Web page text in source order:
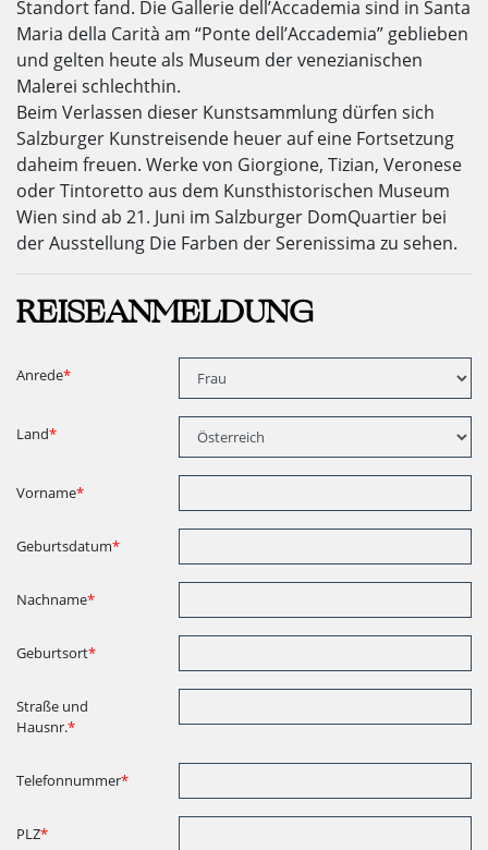
Standort fand. Die Gallerie dell’Accademia sind in Santa
Maria della Carità am “Ponte dell’Accademia” geblieben
und gelten heute als Museum der venezianischen
Malerei schlechthin.
Beim Verlassen dieser Kunstsammlung dürfen sich
Salzburger Kunstreisende heuer auf eine Fortsetzung
daheim freuen. Werke von Giorgione, Tizian, Veronese
oder Tintoretto aus dem Kunsthistorischen Museum
Wien sind ab 21. Juni im Salzburger DomQuartier bei
der Ausstellung Die Farben der Serenissima zu sehen.
REISEANMELDUNG
Anrede*
Land*
Vorname*
Geburtsdatum*
Nachname*
Geburtsort*
Straße und
Hausnr.*
Telefonnummer*
PLZ*